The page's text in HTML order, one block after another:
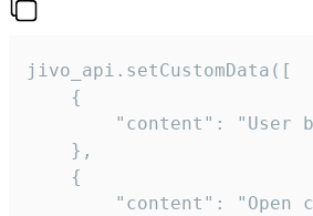
jivo_api.setCustomData([
    {
"content": "User
    },
    {
"content": "Open